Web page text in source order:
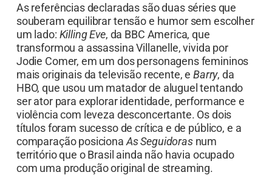
As referências declaradas são duas séries que
souberam equilibrar tensão e humor sem escolher
um lado: Killing Eve, da BBC America, que
transformou a assassina Villanelle, vivida por
Jodie Comer, em um dos personagens femininos
mais originais da televisão recente, eBarry, da
HBO, que usou um matador de aluguel tentando
ser ator para explorar identidade, performance e
violência com leveza desconcertante. Os dois
títulos foram sucesso de crítica e de público, e a
comparação posiciona As Seguidorasnum
território que o Brasil ainda não havia ocupado
com uma produção original de streaming.